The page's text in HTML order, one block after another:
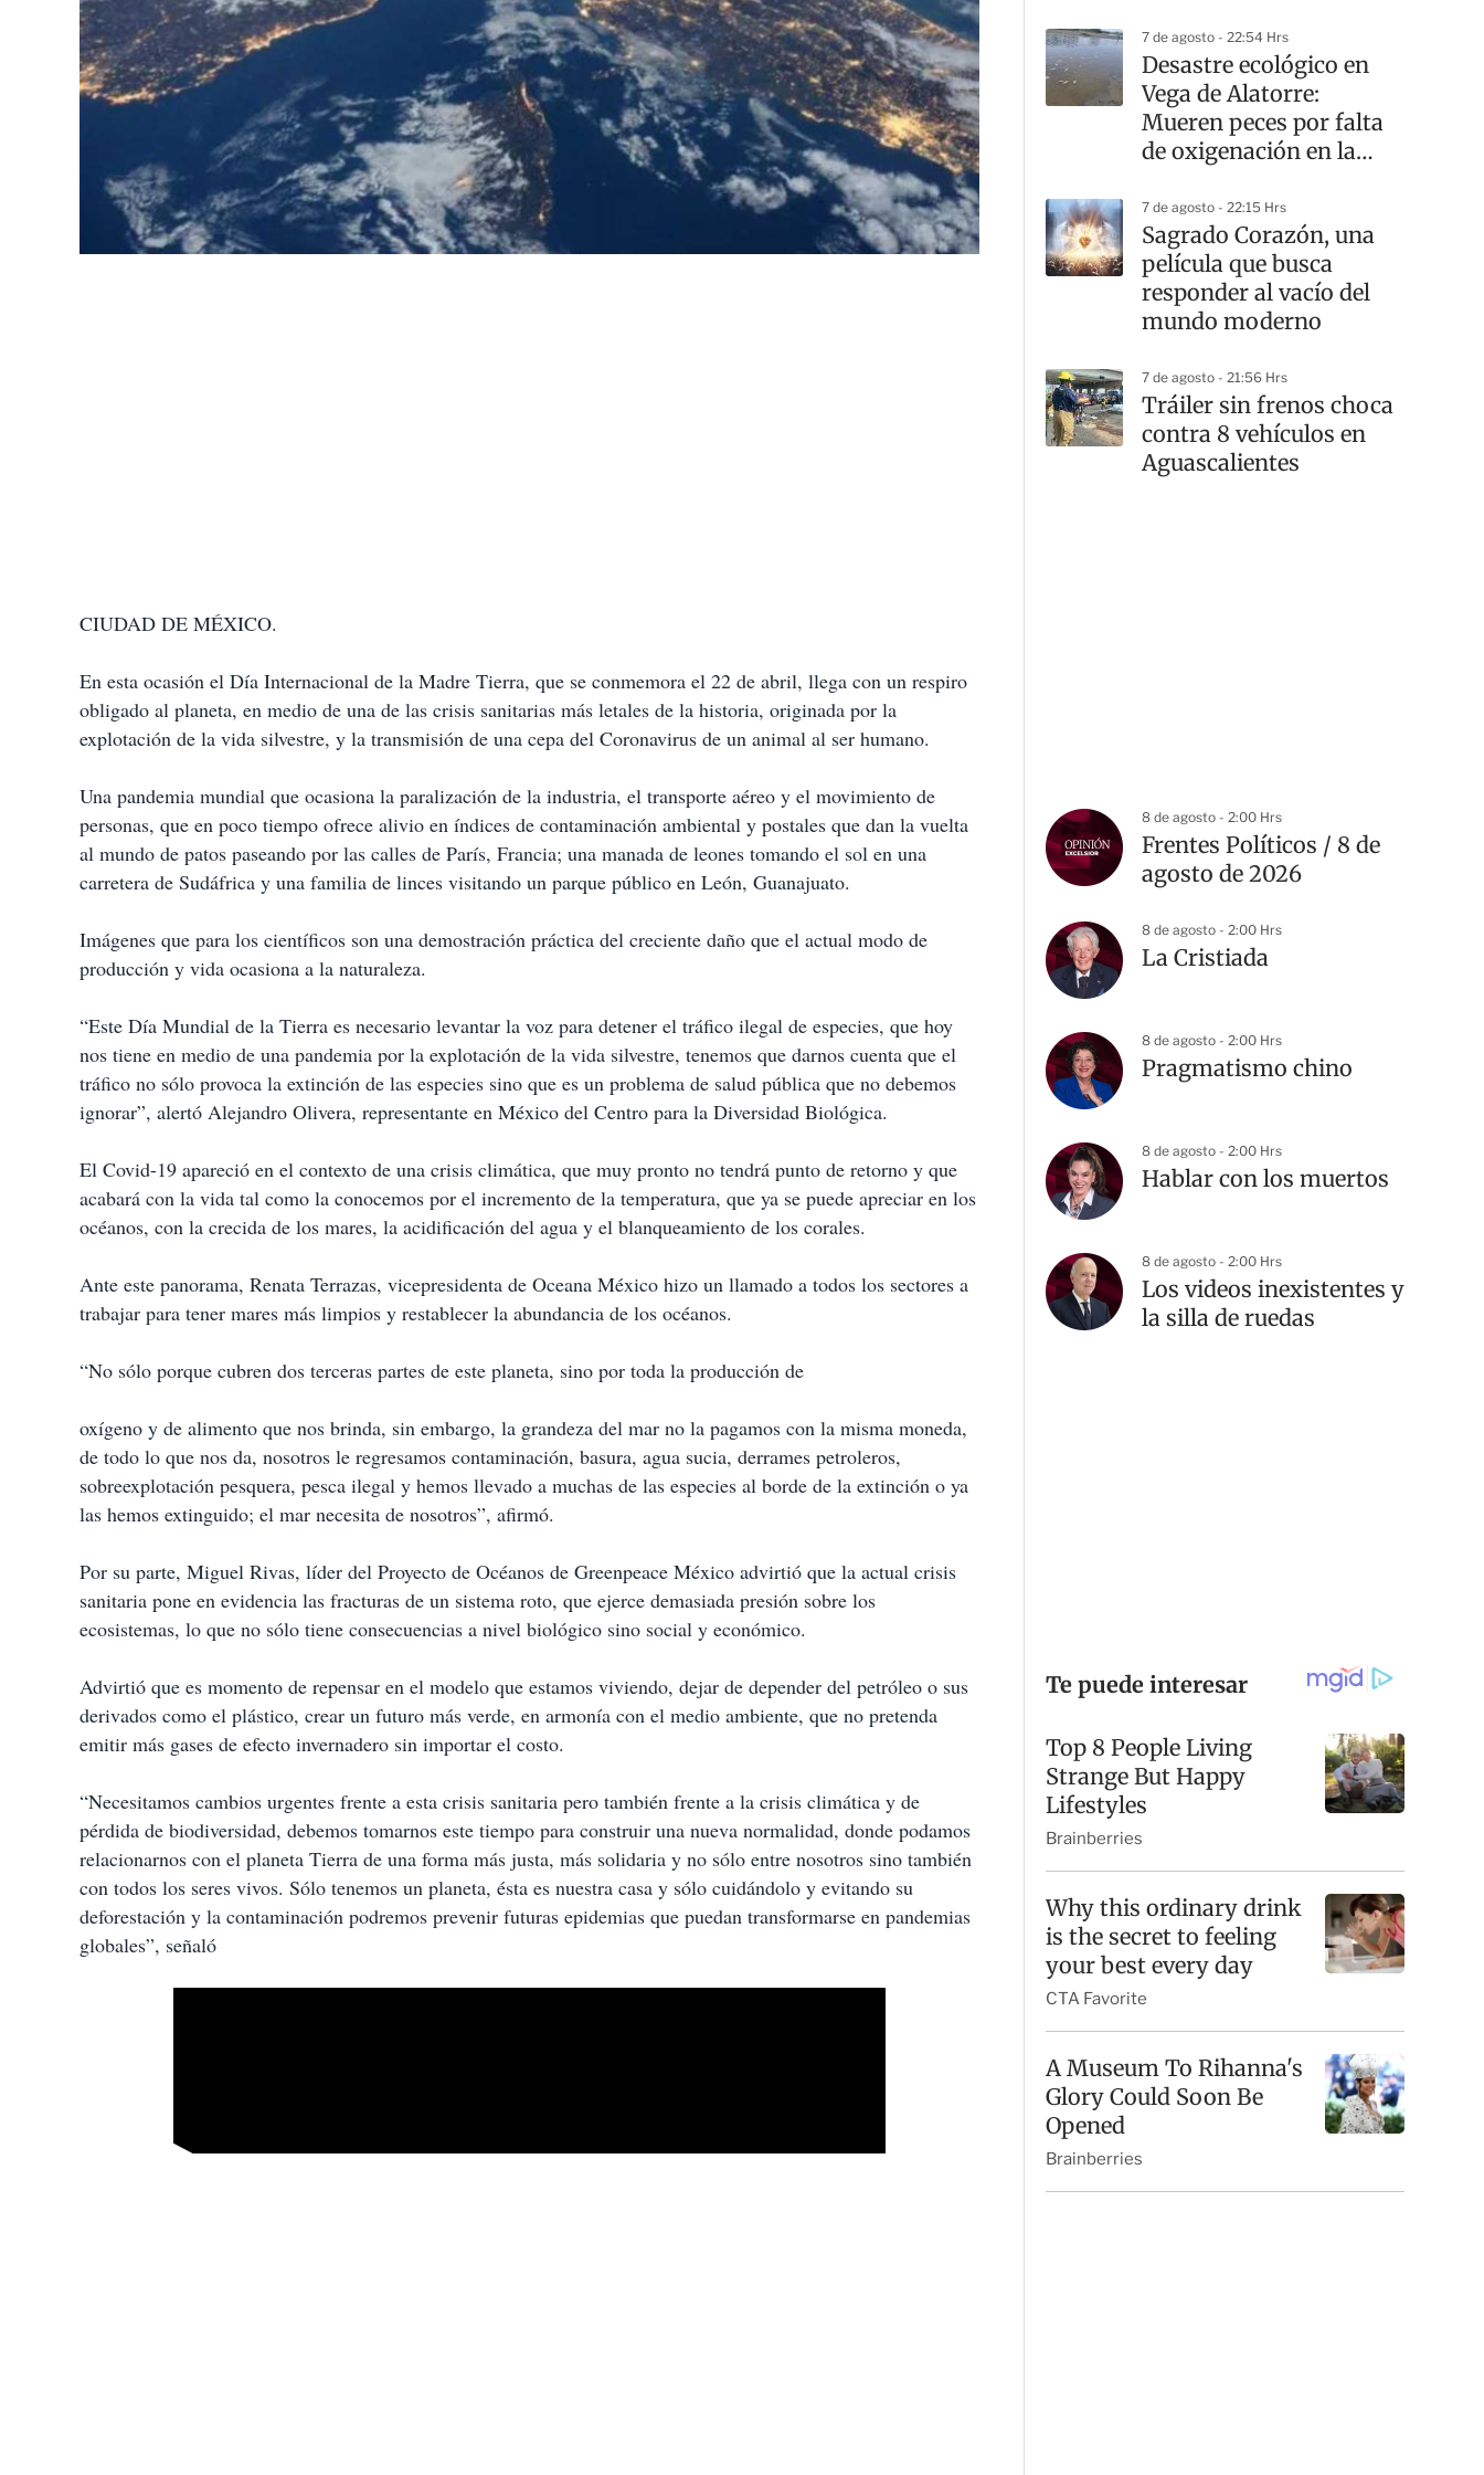
CIUDAD DE MÉXICO.
En esta ocasión el Día Internacional de la Madre Tierra, que se conmemora el 22 de abril, llega con un respiro
obligado al planeta, en medio de una de las crisis sanitarias más letales de la historia, originada por la
explotación de la vida silvestre, y la transmisión de una cepa del Coronavirus de un animal al ser humano.
Una pandemia mundial que ocasiona la paralización de la industria, el transporte aéreo y el movimiento de
personas, que en poco tiempo ofrece alivio en índices de contaminación ambiental y postales que dan la vuelta
al mundo de patos paseando por las calles de París, Francia; una manada de leones tomando el sol en una
carretera de Sudáfrica y una familia de linces visitando un parque público en León, Guanajuato.
Imágenes que para los científicos son una demostración práctica del creciente daño que el actual modo de
producción y vida ocasiona a la naturaleza.
“Este Día Mundial de la Tierra es necesario levantar la voz para detener el tráfico ilegal de especies, que hoy
nos tiene en medio de una pandemia por la explotación de la vida silvestre, tenemos que darnos cuenta que el
tráfico no sólo provoca la extinción de las especies sino que es un problema de salud pública que no debemos
ignorar”, alertó Alejandro Olivera, representante en México del Centro para la Diversidad Biológica.
El Covid-19 apareció en el contexto de una crisis climática, que muy pronto no tendrá punto de retorno y que
acabará con la vida tal como la conocemos por el incremento de la temperatura, que ya se puede apreciar en los
océanos, con la crecida de los mares, la acidificación del agua y el blanqueamiento de los corales.
Ante este panorama, Renata Terrazas, vicepresidenta de Oceana México hizo un llamado a todos los sectores a
trabajar para tener mares más limpios y restablecer la abundancia de los océanos.
“No sólo porque cubren dos terceras partes de este planeta, sino por toda la producción de
oxígeno y de alimento que nos brinda, sin embargo, la grandeza del mar no la pagamos con la misma moneda,
de todo lo que nos da, nosotros le regresamos contaminación, basura, agua sucia, derrames petroleros,
sobreexplotación pesquera, pesca ilegal y hemos llevado a muchas de las especies al borde de la extinción o ya
las hemos extinguido; el mar necesita de nosotros”, afirmó.
Por su parte, Miguel Rivas, líder del Proyecto de Océanos de Greenpeace México advirtió que la actual crisis
sanitaria pone en evidencia las fracturas de un sistema roto, que ejerce demasiada presión sobre los
ecosistemas, lo que no sólo tiene consecuencias a nivel biológico sino social y económico.
Advirtió que es momento de repensar en el modelo que estamos viviendo, dejar de depender del petróleo o sus
derivados como el plástico, crear un futuro más verde, en armonía con el medio ambiente, que no pretenda
emitir más gases de efecto invernadero sin importar el costo.
“Necesitamos cambios urgentes frente a esta crisis sanitaria pero también frente a la crisis climática y de
pérdida de biodiversidad, debemos tomarnos este tiempo para construir una nueva normalidad, donde podamos
relacionarnos con el planeta Tierra de una forma más justa, más solidaria y no sólo entre nosotros sino también
con todos los seres vivos. Sólo tenemos un planeta, ésta es nuestra casa y sólo cuidándolo y evitando su
deforestación y la contaminación podremos prevenir futuras epidemias que puedan transformarse en pandemias
globales”, señaló
7 de agosto - 22:54 Hrs
Desastre ecológico en
Vega de Alatorre:
Mueren peces por falta
de oxigenación en la
7 de agosto - 22:15 Hrs
Sagrado Corazón, una
película que busca
responder al vacío del
mundo moderno
7 de agosto - 21:56 Hrs
Tráiler sin frenos choca
contra 8 vehículos en
Aguascalientes
8 de agosto - 2:00 Hrs
Frentes Políticos / 8 de
agosto de 2026
8 de agosto - 2:00 Hrs
La Cristiada
8 de agosto - 2:00 Hrs
Pragmatismo chino
8 de agosto - 2:00 Hrs
Hablar con los muertos
8 de agosto - 2:00 Hrs
Los videos inexistentes y
la silla de ruedas